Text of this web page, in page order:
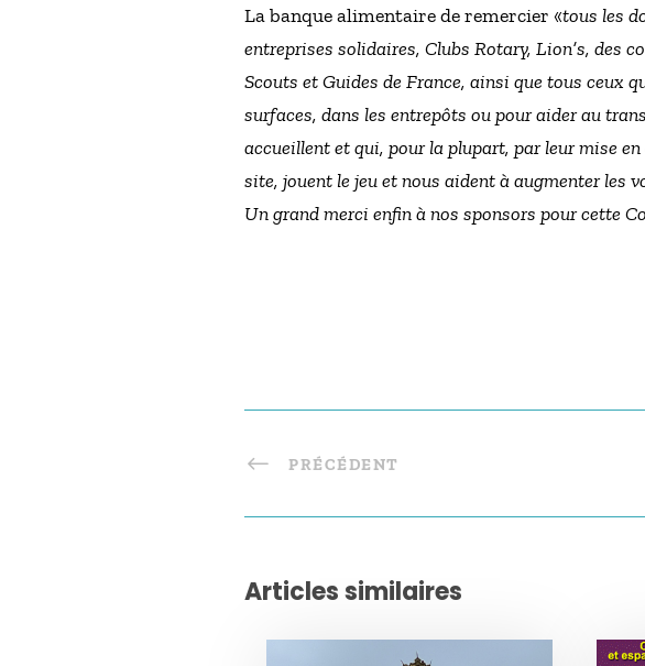
La banque alimentaire de remercier «tous les
entreprises solidaires, Clubs Rotary, Lion’s, des
Scouts et Guides de France, ainsi que tous ceux
surfaces, dans les entrepôts ou pour aider au
accueillent et qui, pour la plupart, par leur mise
site, jouent le jeu et nous aident à augmenter les
Un grand merci enfin à nos sponsors pour cette
PRÉCÉDENT
Articles similaires